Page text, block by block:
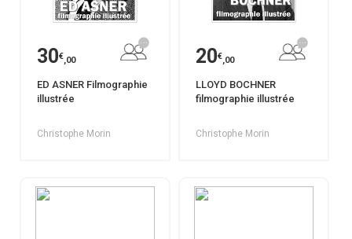
30€,00
ED ASNER Filmographie
illustrée
Christophe Morin
20€,00
LLOYD BOCHNER
filmographie illustrée
Christophe Morin